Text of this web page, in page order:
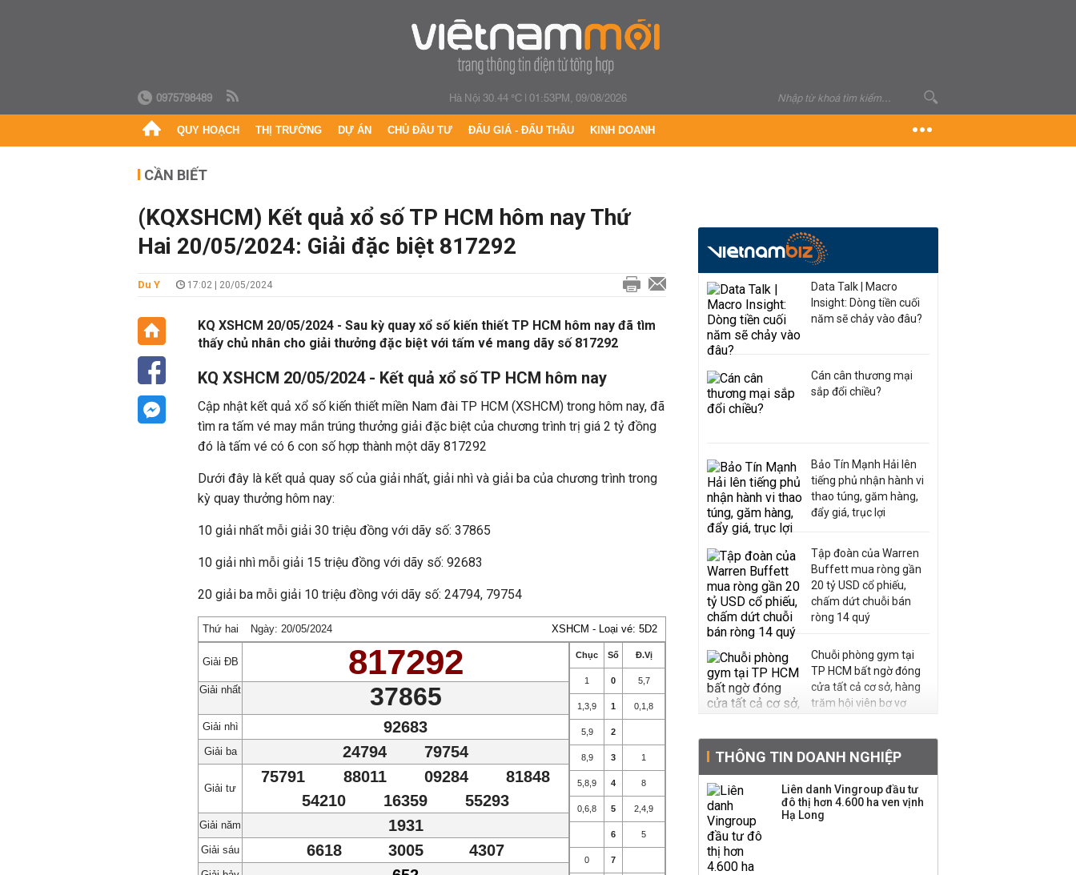
0975798489 Hà Nội 30.44 °C|01:53PM, 09/08/2026
QUY HOẠCH THỊ TRƯỜNG DỰ ÁN CHỦ ĐẦU TƯ ĐẤU GIÁ - ĐẤU THẦU KINH DOANH
CẦN BIẾT
(KQXSHCM) Kết quả xổ số TP HCM hôm nay Thứ
Hai 20/05/2024: Giải đặc biệt 817292
Du Y 17:02 | 20/05/2024
KQ XSHCM 20/05/2024 - Sau kỳ quay xổ số kiến thiết TP HCM hôm nay đã tìm
thấy chủ nhân cho giải thưởng đặc biệt với tấm vé mang dãy số 817292
KQ XSHCM 20/05/2024 - Kết quả xổ số TP HCM hôm nay
Cập nhật kết quả xổ số kiến thiết miền Nam đài TP HCM (XSHCM) trong hôm nay, đã
tìm ra tấm vé may mắn trúng thưởng giải đặc biệt của chương trình trị giá 2 tỷ đồng
đó là tấm vé có 6 con số hợp thành một dãy 817292
Dưới đây là kết quả quay số của giải nhất, giải nhì và giải ba của chương trình trong
kỳ quay thưởng hôm nay:
10 giải nhất mỗi giải 30 triệu đồng với dãy số: 37865
10 giải nhì mỗi giải 15 triệu đồng với dãy số: 92683
20 giải ba mỗi giải 10 triệu đồng với dãy số: 24794, 79754
Thứ hai Ngày: 20/05/2024 XSHCM - Loại vé: 5D2
Giải ĐB 817292
Giải nhất 37865
Giải nhì 92683
Giải ba 24794 79754
Giải tư
75791 88011 09284
81848
54210
16359 55293
Giải năm 1931
Giải sáu 6618 3005 4307
Chục Số Đ.Vị
1 0 5, 7
1 3 9 1 0 1 8
5, 9 2
8, 9 3 1
5 8 9 4 8
0 6 8 5 2 4 9
6 5
0 7
Data Talk | Macro
Insight: Dòng tiền cuối
năm sẽ chảy vào đâu?
Cán cân thương mại
sắp đổi chiều?
Bảo Tín Mạnh Hải lên
tiếng phủ nhận hành vi
thao túng, găm hàng,
đẩy giá, trục lợi
Tập đoàn của Warren
Buffett mua ròng gần
20 tỷ USD cổ phiếu,
chấm dứt chuỗi bán
ròng 14 quý
Chuỗi phòng gym tại
TP HCM bất ngờ đóng
cửa tất cả cơ sở, hàng
trăm hội viên bơ vơ
tiếng đứng sau tiệm
vàng Mi Hồng: Từ phụ
xe, sửa đồ điện tử cũ
đến gây dựng thương
hiệu hơn 35 năm tuổi
THÔNG TIN DOANH NGHIỆP
Liên danh Vingroup đầu tư
đô thị hơn 4.600 ha ven vịnh
Hạ Long